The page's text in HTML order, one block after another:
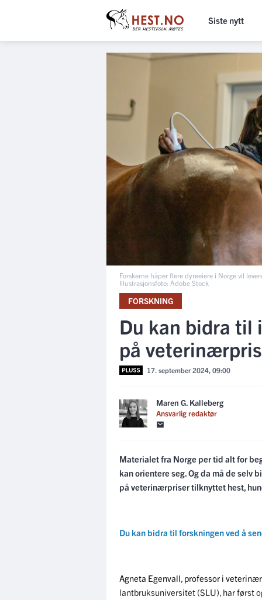
Siste nytt
Forskerne håper flere dyreeiere i Norge vil
Illustrasjonsfoto: Adobe Stock
FORSKNING
Du kan bidra til
på
17. september 2024, 09:00
Maren G. Kalleberg
Ansvarlig redaktør
Materialet fra Norge per tid alt for
kan orientere seg. Og da må de selv
på veterinærpriser tilknyttet hest,
Du kan bidra til forskningen ved å
Agneta Egenvall, professor i
lantbruksuniversitet (SLU), har først